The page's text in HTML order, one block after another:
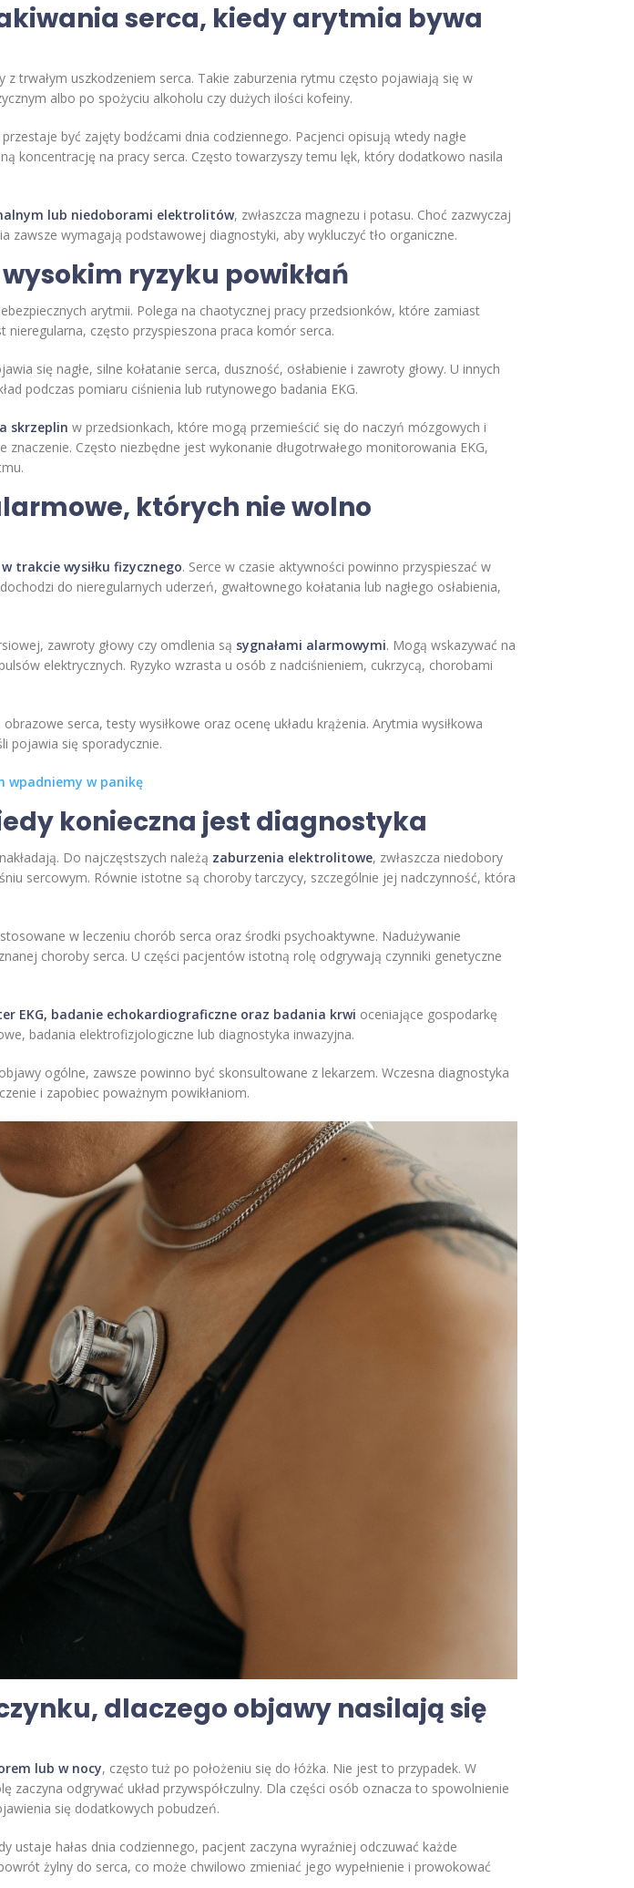
serca, kiedy arytmia bywa
z trwałym uszkodzeniem serca. Takie zaburzenia rytmu często pojawiają się w
albo po spożyciu alkoholu czy dużych ilości kofeiny.
być zajęty bodźcami dnia codziennego. Pacjenci opisują wtedy nagłe
koncentrację na pracy serca. Często towarzyszy temu lęk, który dodatkowo nasila
lub niedoborami elektrolitów, zwłaszcza magnezu i potasu. Choć zazwyczaj
zawsze wymagają podstawowej diagnostyki, aby wykluczyć tło organiczne.
ryzyku powikłań
arytmii. Polega na chaotycznej pracy przedsionków, które zamiast
często przyspieszona praca komór serca.
się nagłe, silne kołatanie serca, duszność, osłabienie i zawroty głowy. U innych
podczas pomiaru ciśnienia lub rutynowego badania EKG.
skrzeplin w przedsionkach, które mogą przemieścić się do naczyń mózgowych i
Często niezbędne jest wykonanie długotrwałego monitorowania EKG,
których nie wolno
w trakcie wysiłku fizycznego. Serce w czasie aktywności powinno przyspieszać w
do nieregularnych uderzeń, gwałtownego kołatania lub nagłego osłabienia,
zawroty głowy czy omdlenia są sygnałami alarmowymi. Mogą wskazywać na
elektrycznych. Ryzyko wzrasta u osób z nadciśnieniem, cukrzycą, chorobami
serca, testy wysiłkowe oraz ocenę układu krążenia. Arytmia wysiłkowa
pojawia się sporadycznie.
wpadniemy w panikę
konieczna jest diagnostyka
Do najczęstszych należą zaburzenia elektrolitowe, zwłaszcza niedobory
sercowym. Równie istotne są choroby tarczycy, szczególnie jej nadczynność, która
w leczeniu chorób serca oraz środki psychoaktywne. Nadużywanie
choroby serca. U części pacjentów istotną rolę odgrywają czynniki genetyczne
EKG, badanie echokardiograficzne oraz badania krwi oceniające gospodarkę
badania elektrofizjologiczne lub diagnostyka inwazyjna.
ogólne, zawsze powinno być skonsultowane z lekarzem. Wczesna diagnostyka
i zapobiec poważnym powikłaniom.
dlaczego objawy nasilają się
lub w nocy, często tuż po położeniu się do łóżka. Nie jest to przypadek. W
odgrywać układ przywspółczulny. Dla części osób oznacza to spowolnienie
się dodatkowych pobudzeń.
ustaje hałas dnia codziennego, pacjent zaczyna wyraźniej odczuwać każde
żylny do serca, co może chwilowo zmieniać jego wypełnienie i prowokować